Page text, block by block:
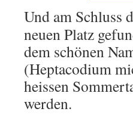
Und am Schluss
neuen Platz
dem schönen
(Heptacodium
heissen
werden.